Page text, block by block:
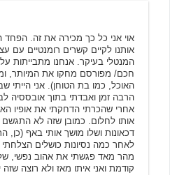
אוי אני כל כך מכירה את זה. הפחד
אותנו לקיים קשרים רומנטיים עם
המנטלי בעיקר. אנחנו מתבייתות
חכם/ מפורסם מחקו את המיותר,
האוכל, כמו בת הטוחן). אני הייתי
הרבה זמן ואבדתי בתוך אובססיה
אחרי שהכרתי הדחקתי את אופיו
אותו לחלום. כמובן שזה לא
דכאונות ושלו מושך אותי באף (כן,
לאחר כמה נסיונות כושלים
מהר מאד פגשתי את אהוב נפשי,
קודמת ואני איתו מאז ולא רוצה שזה